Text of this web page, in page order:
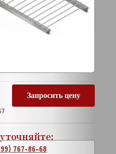
Запросить цену
767-86-68